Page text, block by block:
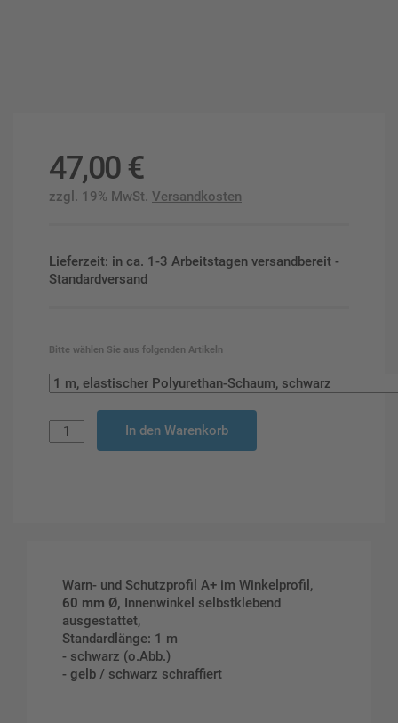
47,00 €
zzgl. 19% MwSt. Versandkosten
Lieferzeit: in ca. 1-3 Arbeitstagen versandbereit -
Standardversand
Bitte wählen Sie aus folgenden Artikeln
In den Warenkorb
Warn- und Schutzprofil A+ im Winkelprofil,
60 mm Ø, Innenwinkel selbstklebend
ausgestattet,
Standardlänge: 1 m
- schwarz (o.Abb.)
- gelb / schwarz schraffiert